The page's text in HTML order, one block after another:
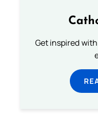
Get inspired